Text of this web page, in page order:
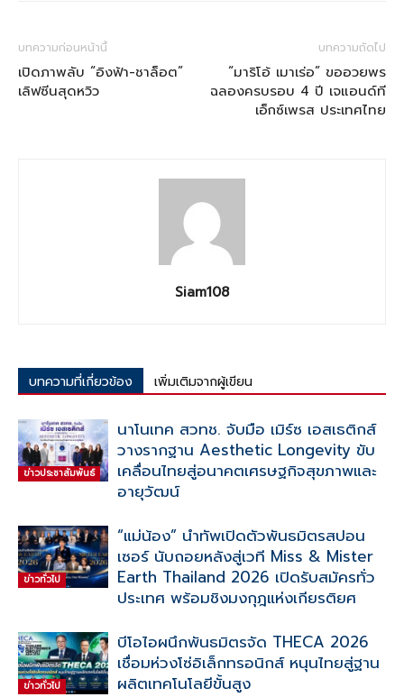
บทความก่อนหน้านี้
เปิดภาพลับ “อิงฟ้า-ชาล็อต”
เลิฟซีนสุดหวิว
บทความถัดไป
“มาริโอ้ เมาเร่อ” ขออวยพร
ฉลองครบรอบ 4 ปี เจแอนด์ที
เอ็กซ์เพรส ประเทศไทย
Siam108
บทความที่เกี่ยวข้อง เพิ่มเติมจากผู้เขียน
ข่าวประชาสัมพันธ์
นาโนเทค สวทช. จับมือ เมิร์ซ เอสเธติกส์
วางรากฐาน Aesthetic Longevity ขับ
เคลื่อนไทยสู่อนาคตเศรษฐกิจสุขภาพและ
อายุวัฒน์
ข่าวทั่วไป
“แม่น้อง” นำทัพเปิดตัวพันธมิตรสปอน
เซอร์ นับถอยหลังสู่เวที Miss & Mister
Earth Thailand 2026 เปิดรับสมัครทั่ว
ประเทศ พร้อมชิงมงกุฎแห่งเกียรติยศ
ข่าวทั่วไป
บีโอไอผนึกพันธมิตรจัด THECA 2026
เชื่อมห่วงโซ่อิเล็กทรอนิกส์ หนุนไทยสู่ฐาน
ผลิตเทคโนโลยีขั้นสูง